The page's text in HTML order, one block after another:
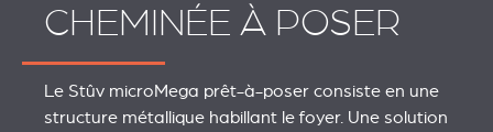
CHEMINÉE À POSER
Le Stûv microMega prêt-à-poser consiste en une
structure métallique habillant le foyer. Une solution